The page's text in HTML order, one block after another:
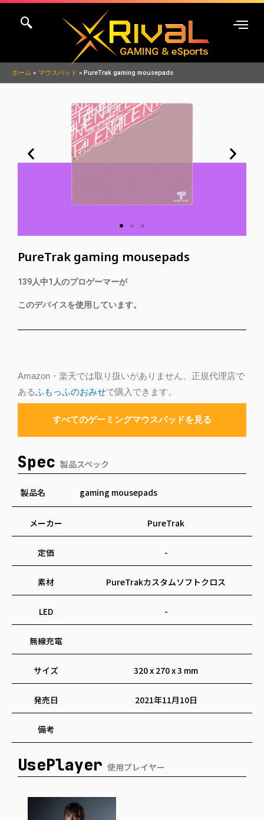
ホーム マウスパッド PureTrak gaming mousepads
PureTrak gaming mousepads
139人中1 人のプロゲーマーが
このデバイスを使用しています。
Amazon・楽天では取り扱いがありません、正規代理店で
あるふもっふのおみせで購入できます。
すべてのゲーミングマウスパッドを見る
Spec 製品スペック
製品名 gaming mousepads
メーカー PureTrak
定価 -
素材 PureTrakカスタムソフトクロス
LED -
無線充電
サイズ 320 x 270 x 3 mm
発売日 2021年11月10日
備考
UsePlayer 使用プレイヤー